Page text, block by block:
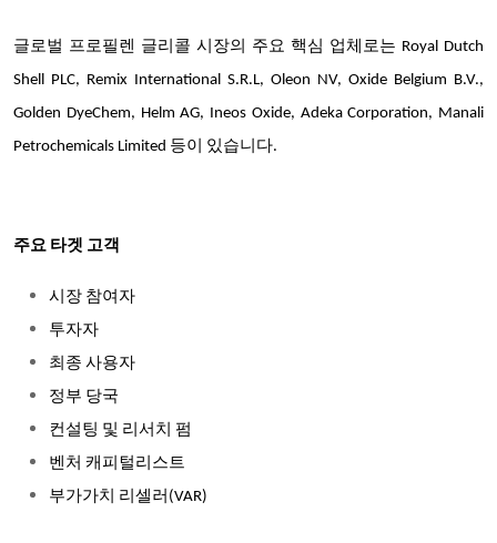
글로벌 프로필렌 글리콜 시장의 주요 핵심 업체로는 Royal Dutch
Shell PLC, Remix International S.R.L, Oleon NV, Oxide Belgium B.V.,
Golden DyeChem, Helm AG, Ineos Oxide, Adeka Corporation, Manali
Petrochemicals Limited 등이 있습니다.
주요 타겟 고객
시장 참여자
투자자
최종 사용자
정부 당국
컨설팅 및 리서치 펌
벤처 캐피털리스트
부가가치 리셀러(VAR)